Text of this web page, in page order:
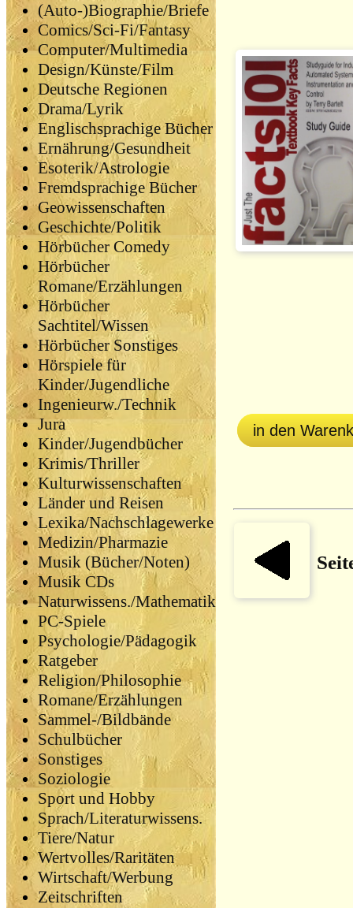
(Auto-)Biographie/Briefe
Comics/Sci-Fi/Fantasy
Computer/Multimedia
Design/Künste/Film
Deutsche Regionen
Drama/Lyrik
Englischsprachige Bücher
Ernährung/Gesundheit
Esoterik/Astrologie
Fremdsprachige Bücher
Geowissenschaften
Geschichte/Politik
Hörbücher Comedy
Hörbücher
Romane/Erzählungen
Hörbücher
Sachtitel/Wissen
Hörbücher Sonstiges
Hörspiele für
Kinder/Jugendliche
Ingenieurw./Technik
Jura
Kinder/Jugendbücher
Krimis/Thriller
Kulturwissenschaften
Länder und Reisen
Lexika/Nachschlagewerke
Medizin/Pharmazie
Musik (Bücher/Noten)
Musik CDs
Naturwissens./Mathematik
PC-Spiele
Psychologie/Pädagogik
Ratgeber
Religion/Philosophie
Romane/Erzählungen
Sammel-/Bildbände
Schulbücher
Sonstiges
Soziologie
Sport und Hobby
Sprach/Literaturwissens.
Tiere/Natur
Wertvolles/Raritäten
Wirtschaft/Werbung
Zeitschriften
in den